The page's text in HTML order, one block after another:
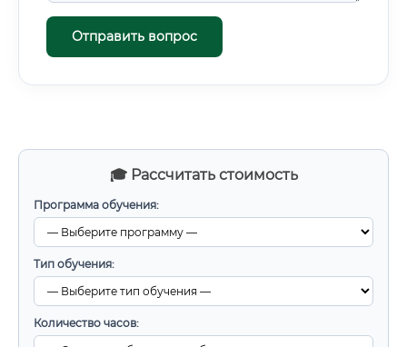
🎓 Рассчитать стоимость
Программа обучения:
Тип обучения:
Количество часов:
Отправить вопрос